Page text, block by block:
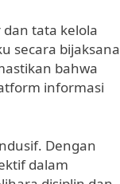
tata kelola
secara bijaksana
bahwa
informasi
Dengan
dalam